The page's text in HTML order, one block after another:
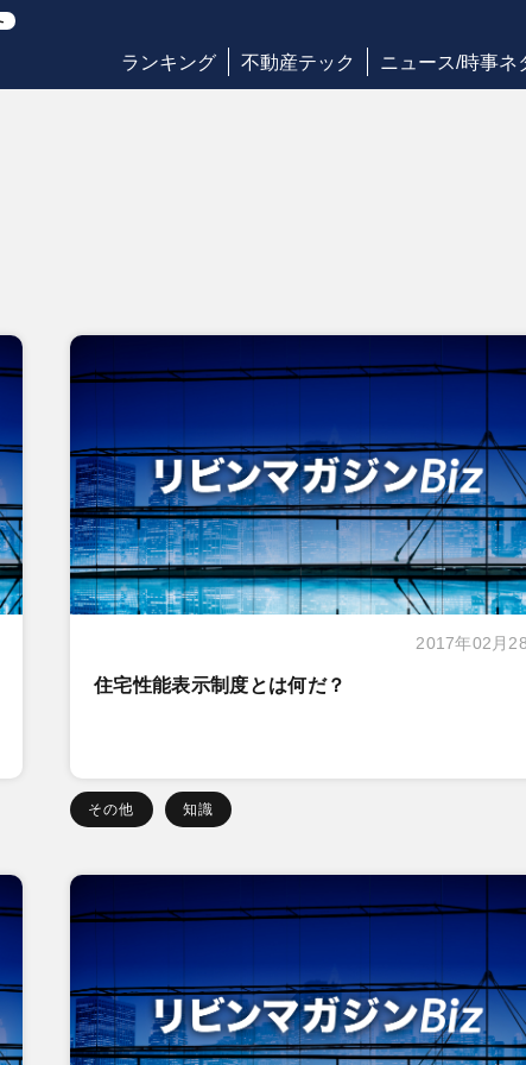
ランキング 不動産テック ニュース/時事ネ
2017年02月
住宅性能表示制度とは何だ？
その他 知識